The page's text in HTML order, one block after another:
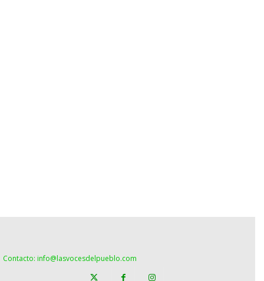
Contacto: info@lasvocesdelpueblo.com